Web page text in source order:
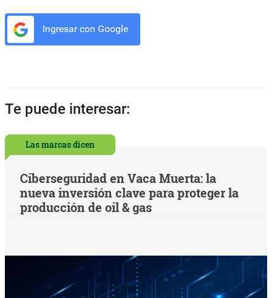
Ingresar con Google
Te puede interesar:
Las marcas dicen
Ciberseguridad en Vaca Muerta: la
nueva inversión clave para proteger la
producción de oil & gas